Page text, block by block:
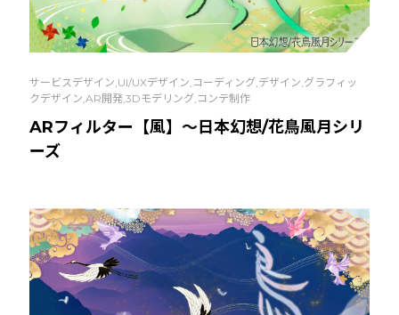
サービスデザイン,UI/UXデザイン,コーディング,デザイン,グラフィッ
クデザイン,AR開発,3Dモデリング,コンテ制作
ARフィルター【風】～日本幻想/花鳥風月シリ
ーズ